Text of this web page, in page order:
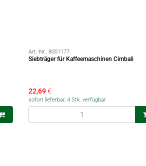
Art.-Nr.: 8001177
Siebträger für Kaffeemaschinen Cimbali
22,69€
sofort lieferbar, 4 Stk. verfügbar